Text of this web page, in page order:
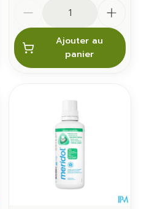
Ajouter au
panier